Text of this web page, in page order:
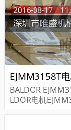
BALDOR
LDOR电机